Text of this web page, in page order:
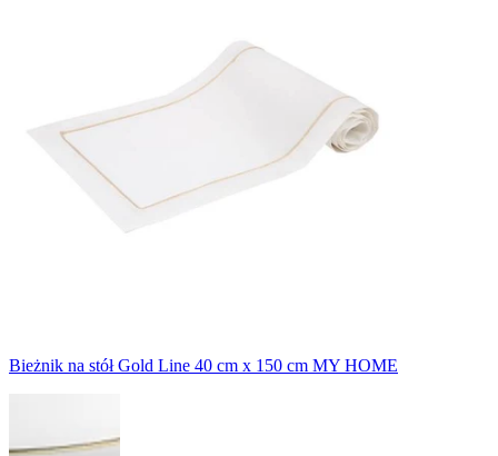
Bieżnik na stół Gold Line 40 cm x 150 cm MY HOME